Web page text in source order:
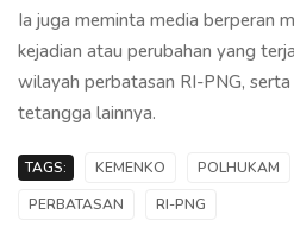
Ia juga meminta media berperan
kejadian atau perubahan yang
wilayah perbatasan RI-PNG,
tetangga lainnya.
TAGS: KEMENKO POLHUKAM
PERBATASAN
RI-PNG